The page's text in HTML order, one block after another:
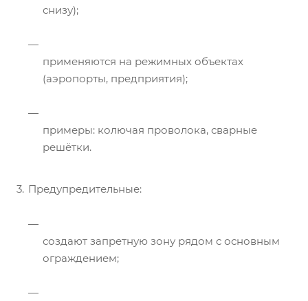
снизу);
применяются на режимных объектах
(аэропорты, предприятия);
примеры: колючая проволока, сварные
решётки.
Предупредительные:
создают запретную зону рядом с основным
ограждением;